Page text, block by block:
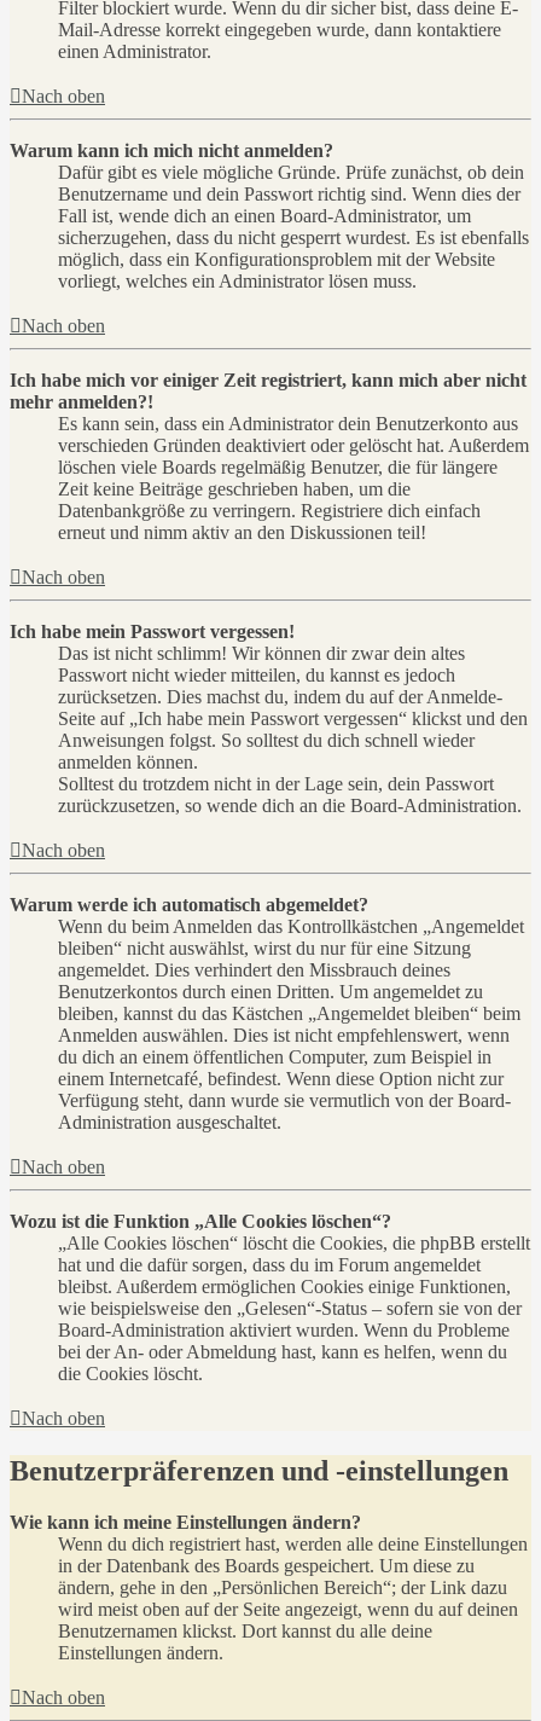
Filter blockiert wurde. Wenn du dir sicher bist, dass deine E-
Mail-Adresse korrekt eingegeben wurde, dann kontaktiere
einen Administrator.
Nach oben
Warum kann ich mich nicht anmelden?
Dafür gibt es viele mögliche Gründe. Prüfe zunächst, ob dein
Benutzername und dein Passwort richtig sind. Wenn dies der
Fall ist, wende dich an einen Board-Administrator, um
sicherzugehen, dass du nicht gesperrt wurdest. Es ist ebenfalls
möglich, dass ein Konfigurationsproblem mit der Website
vorliegt, welches ein Administrator lösen muss.
Nach oben
Ich habe mich vor einiger Zeit registriert, kann mich aber nicht
mehr anmelden?!
Es kann sein, dass ein Administrator dein Benutzerkonto aus
verschieden Gründen deaktiviert oder gelöscht hat. Außerdem
löschen viele Boards regelmäßig Benutzer, die für längere
Zeit keine Beiträge geschrieben haben, um die
Datenbankgröße zu verringern. Registriere dich einfach
erneut und nimm aktiv an den Diskussionen teil!
Nach oben
Ich habe mein Passwort vergessen!
Das ist nicht schlimm! Wir können dir zwar dein altes
Passwort nicht wieder mitteilen, du kannst es jedoch
zurücksetzen. Dies machst du, indem du auf der Anmelde-
Seite auf „Ich habe mein Passwort vergessen“ klickst und den
Anweisungen folgst. So solltest du dich schnell wieder
anmelden können.
Solltest du trotzdem nicht in der Lage sein, dein Passwort
zurückzusetzen, so wende dich an die Board-Administration.
Nach oben
Warum werde ich automatisch abgemeldet?
Wenn du beim Anmelden das Kontrollkästchen „Angemeldet
bleiben“ nicht auswählst, wirst du nur für eine Sitzung
angemeldet. Dies verhindert den Missbrauch deines
Benutzerkontos durch einen Dritten. Um angemeldet zu
bleiben, kannst du das Kästchen „Angemeldet bleiben“ beim
Anmelden auswählen. Dies ist nicht empfehlenswert, wenn
du dich an einem öffentlichen Computer, zum Beispiel in
einem Internetcafé, befindest. Wenn diese Option nicht zur
Verfügung steht, dann wurde sie vermutlich von der Board-
Administration ausgeschaltet.
Nach oben
Wozu ist die Funktion „Alle Cookies löschen“?
„Alle Cookies löschen“ löscht die Cookies, die phpBB erstellt
hat und die dafür sorgen, dass du im Forum angemeldet
bleibst. Außerdem ermöglichen Cookies einige Funktionen,
wie beispielsweise den „Gelesen“-Status – sofern sie von der
Board-Administration aktiviert wurden. Wenn du Probleme
bei der An- oder Abmeldung hast, kann es helfen, wenn du
die Cookies löscht.
Nach oben
Benutzerpräferenzen und -einstellungen
Wie kann ich meine Einstellungen ändern?
Wenn du dich registriert hast, werden alle deine Einstellungen
in der Datenbank des Boards gespeichert. Um diese zu
ändern, gehe in den „Persönlichen Bereich“; der Link dazu
wird meist oben auf der Seite angezeigt, wenn du auf deinen
Benutzernamen klickst. Dort kannst du alle deine
Einstellungen ändern.
Nach oben